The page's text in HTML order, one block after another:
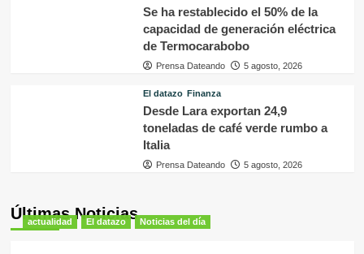
Se ha restablecido el 50% de la
capacidad de generación eléctrica
de Termocarabobo
Prensa Dateando 5 agosto, 2026
El datazo Finanza
Desde Lara exportan 24,9
toneladas de café verde rumbo a
Italia
Prensa Dateando 5 agosto, 2026
Últimas Noticias
actualidad El datazo Noticias del día